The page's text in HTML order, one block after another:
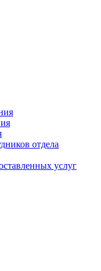
отдела
услуг